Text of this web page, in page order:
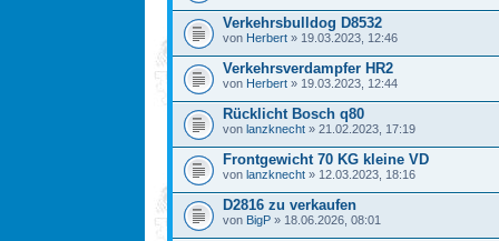
Verkehrsbulldog D8532
von Herbert » 19.03.2023, 12:46
Verkehrsverdampfer HR2
von Herbert » 19.03.2023, 12:44
Rücklicht Bosch q80
von lanzknecht » 21.02.2023, 17:19
Frontgewicht 70 KG kleine VD
von lanzknecht » 12.03.2023, 18:16
D2816 zu verkaufen
von BigP » 18.06.2026, 08:01